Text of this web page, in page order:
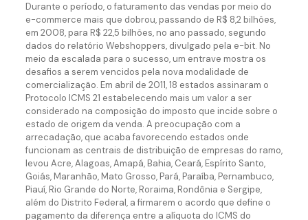
Durante o período, o faturamento das vendas por meio do
e-commerce mais que dobrou, passando de R$ 8,2 bilhões,
em 2008, para R$ 22,5 bilhões, no ano passado, segundo
dados do relatório Webshoppers, divulgado pela e-bit. No
meio da escalada para o sucesso, um entrave mostra os
desafios a serem vencidos pela nova modalidade de
comercialização. Em abril de 2011, 18 estados assinaram o
Protocolo ICMS 21 estabelecendo mais um valor a ser
considerado na composição do imposto que incide sobre o
estado de origem da venda. A preocupação com a
arrecadação, que acaba favorecendo estados onde
funcionam as centrais de distribuição de empresas do ramo,
levou Acre, Alagoas, Amapá, Bahia, Ceará, Espírito Santo,
Goiás, Maranhão, Mato Grosso, Pará, Paraíba, Pernambuco,
Piauí, Rio Grande do Norte, Roraima, Rondônia e Sergipe,
além do Distrito Federal, a firmarem o acordo que define o
pagamento da diferença entre a alíquota do ICMS do